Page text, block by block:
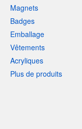
Magnets
Badges
Emballage
Vêtements
Acryliques
Plus de produits